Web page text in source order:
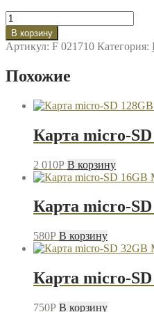
Количество
товара
Карта
micro-
2GB
13613-
В корзину
Артикул: F 021710 Категория:
Похожие
Карта micro-
2 010P В корзину
Карта micro-
580P В корзину
Карта micro-
750P В корзину